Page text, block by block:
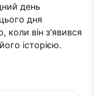
день
дня
коли він з'явився
історією.